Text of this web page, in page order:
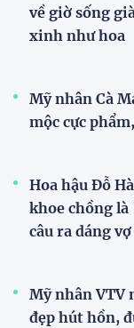
về giờ sống
xinh như hoa
Mỹ nhân Cà
mộc cực
Hoa hậu Đỗ
khoe chồng
câu ra dáng
Mỹ nhân VTV
đẹp hút hồn,